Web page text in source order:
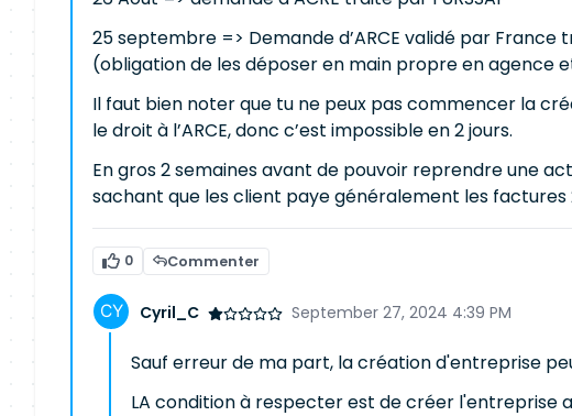
25 septembre => Demande d’ARCE validé par
(obligation de les déposer en main propre en agence
Il faut bien noter que tu ne peux pas commencer la
le droit à l’ARCE, donc c’est impossible en 2 jours.
En gros 2 semaines avant de pouvoir reprendre une
sachant que les client paye généralement les
0 Commenter
Cyril_C September 27, 2024 4:39 PM
Sauf erreur de ma part, la création d'entreprise
LA condition à respecter est de créer